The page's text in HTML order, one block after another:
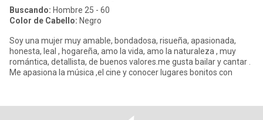
Buscando: Hombre 25 - 60
Color de Cabello: Negro
Soy una mujer muy amable, bondadosa, risueña, apasionada,
honesta, leal , hogareña, amo la vida, amo la naturaleza , muy
romántica, detallista, de buenos valores.me gusta bailar y cantar .
Me apasiona la música ,el cine y conocer lugares bonitos con